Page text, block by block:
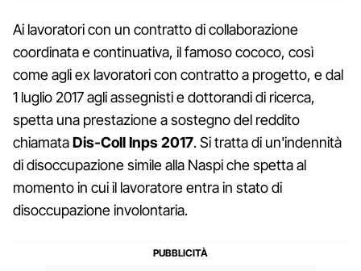
Ai lavoratori con un contratto di collaborazione
coordinata e continuativa, il famoso cococo, così
come agli ex lavoratori con contratto a progetto, e dal
1 luglio 2017 agli assegnisti e dottorandi di ricerca,
spetta una prestazione a sostegno del reddito
chiamataDis-Coll Inps 2017. Si tratta di un'indennità
di disoccupazione simile alla Naspi che spetta al
momento in cui il lavoratore entra in stato di
disoccupazione involontaria.